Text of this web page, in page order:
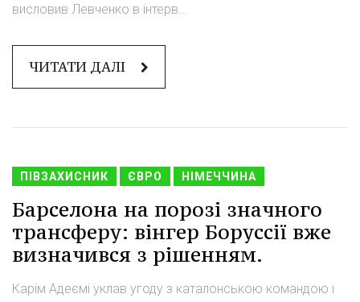
висловив Левченко в інтерв...
ЧИТАТИ ДАЛІ
ПІВЗАХИСНИК ЄВРО НІМЕЧЧИНА
Барселона на порозі значного
трансферу: вінгер Боруссії вже
визначився з рішенням.
Карім Адеємі уклав угоду з каталонською командою і